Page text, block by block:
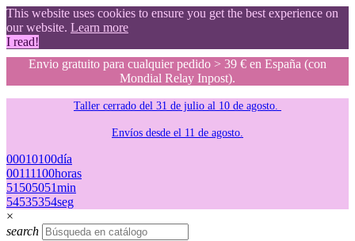
This website uses cookies to ensure you get the best experience on
our website. Learn more
I read!
Envio gratuito para cualquier pedido > 39 € en España (con
Mondial Relay Inpost).
Taller cerrado del 31 de julio al 10 de agosto.
Envíos desde el 11 de agosto.
00010100día
00111100horas
51 505051min
53525253seg
×
search